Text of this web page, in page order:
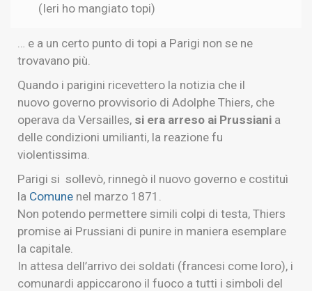
(Ieri ho mangiato topi)
… e a un certo punto di topi a Parigi non se ne
trovavano più.
Quando i parigini ricevettero la notizia che il
nuovo governo provvisorio di Adolphe Thiers, che
operava da Versailles, si era arreso ai Prussiani a
delle condizioni umilianti, la reazione fu
violentissima.
Parigi si sollevò, rinnegò il nuovo governo e costituì
la Comune nel marzo 1871.
Non potendo permettere simili colpi di testa, Thiers
promise ai Prussiani di punire in maniera esemplare
la capitale.
In attesa dell’arrivo dei soldati (francesi come loro), i
comunardi appiccarono il fuoco a tutti i simboli del